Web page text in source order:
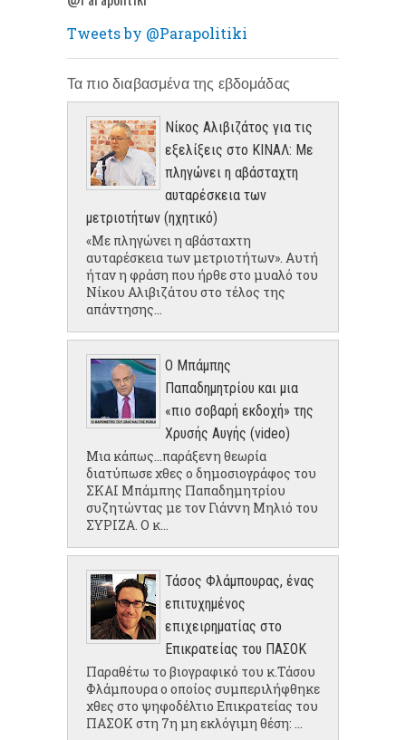
Tweets by @Parapolitiki
Τα πιο διαβασμένα της εβδομάδας
Νίκος Αλιβιζάτος για τις
εξελίξεις στο ΚΙΝΑΛ: Με
πληγώνει η αβάσταχτη
αυταρέσκεια των
μετριοτήτων (ηχητικό)
«Με πληγώνει η αβάσταχτη
αυταρέσκεια των μετριοτήτων». Αυτή
ήταν η φράση που ήρθε στο μυαλό του
Νίκου Αλιβιζάτου στο τέλος της
απάντησης...
Ο Μπάμπης
Παπαδημητρίου και μια
«πιο σοβαρή εκδοχή» της
Χρυσής Αυγής (video)
Μια κάπως...παράξενη θεωρία
διατύπωσε χθες ο δημοσιογράφος του
ΣΚΑΙ Μπάμπης Παπαδημητρίου
συζητώντας με τον Γιάννη Μηλιό του
ΣΥΡΙΖΑ. Ο κ...
Τάσος Φλάμπουρας, ένας
επιτυχημένος
επιχειρηματίας στο
Επικρατείας του ΠΑΣΟΚ
Παραθέτω το βιογραφικό του κ.Τάσου
Φλάμπουρα ο οποίος συμπεριλήφθηκε
χθες στο ψηφοδέλτιο Επικρατείας του
ΠΑΣΟΚ στη 7η μη εκλόγιμη θέση: ...